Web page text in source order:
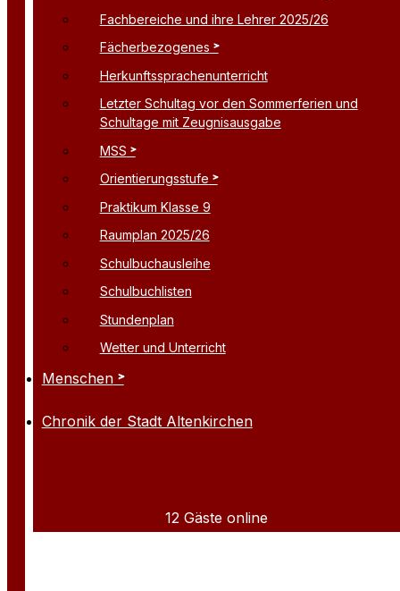
Fachbereiche und ihre Lehrer 2025/26
Fächerbezogenes
Herkunftssprachenunterricht
Letzter Schultag vor den Sommerferien und
Schultage mit Zeugnisausgabe
MSS
Orientierungsstufe
Praktikum Klasse 9
Raumplan 2025/26
Schulbuchausleihe
Schulbuchlisten
Stundenplan
Wetter und Unterricht
Menschen
Chronik der Stadt Altenkirchen
12 Gäste online